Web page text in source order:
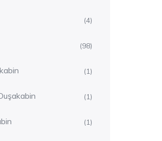
(4)
(98)
(1)
(1)
(1)